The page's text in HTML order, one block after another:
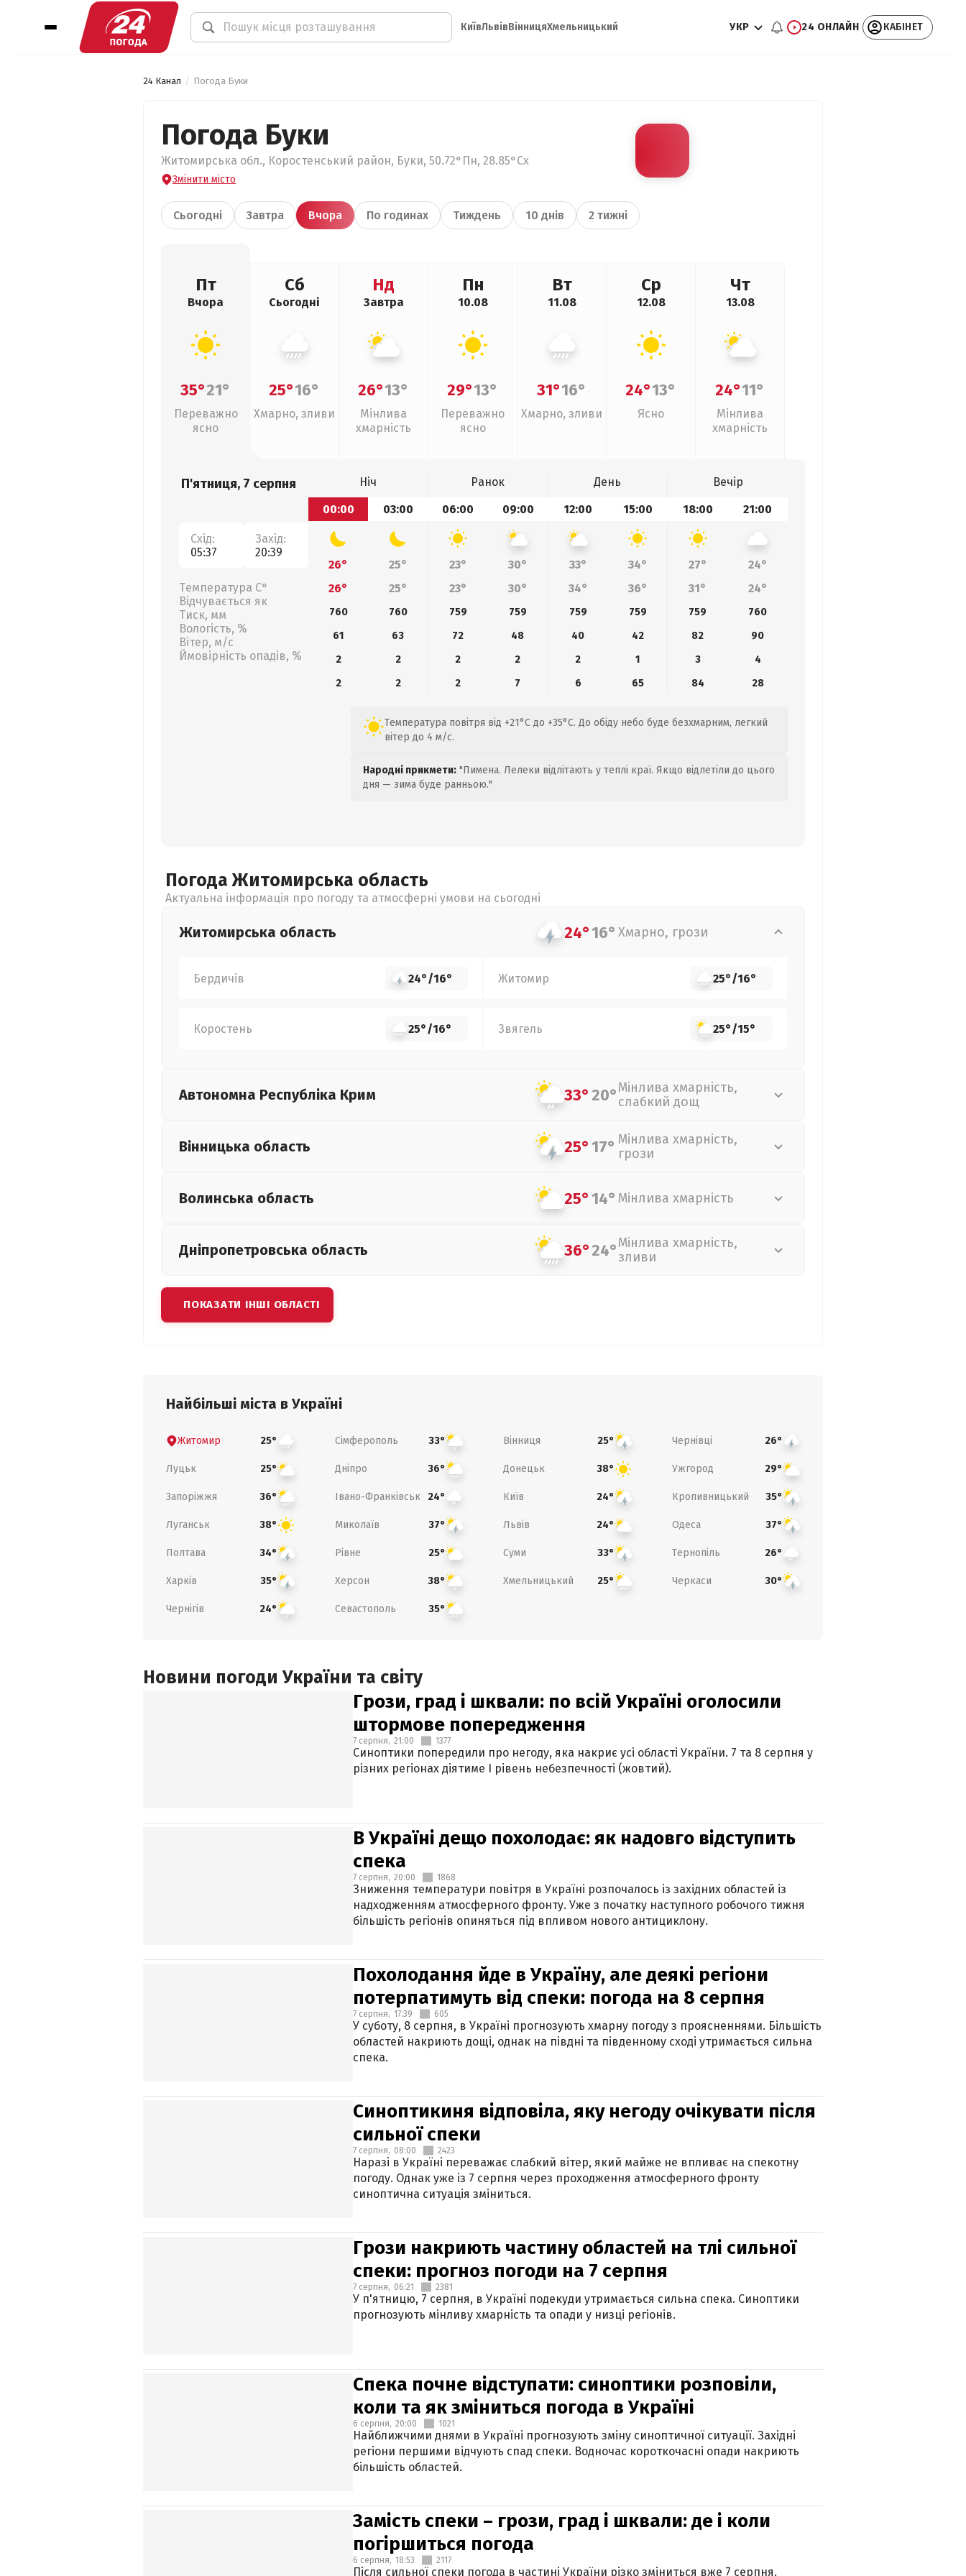
КиївЛьвівВінницяХмельницький УКР 24 ОНЛАЙН КАБІНЕТ
24 Канал Погода Буки
Погода Буки
Житомирська обл., Коростенський район, Буки, 50.72°Пн, 28.85°Сх
Змінити місто
Сьогодні Завтра Вчора По годинах Тиждень 10 днів 2 тижні
Пт
Вчора
35°21°
Переважно
ясно
Сб
Сьогодні
25°16°
Хмарно, зливи
Нд
Завтра
26°13°
Мінлива
хмарність
Пн
10.08
29°13°
Переважно
ясно
Вт
11.08
31°16°
Хмарно, зливи
Ср
12.08
24°13°
Ясно
Чт
13.08
24°11°
Мінлива
хмарність
П'ятниця, 7 серпня
Схід:
05:37
Захід:
20:39
Температура С°
Відчувається як
Тиск, мм
Вологість, %
Вітер, м/с
Ймовірність опадів, %
Ніч Ранок День
Вечір
00:00
03:00 06:00 09:00 12:00 15:00 18:00 21:00
26° 25° 23° 30° 33° 34° 27°
24°
26°
25° 23° 30° 34° 36° 31° 24°
760 760 759 759 759 759 759
760
61
63 72 48 40 42 82
90
2
2 2 2 2 1 3
4
2
2 2 7 6 65 84 28
Температура повітря від +21°C до +35°C. До обіду небо буде безхмарним, легкий
вітер до 4 м/с.
Народні прикмети: "Пимена. Лелеки відлітають у теплі краї. Якщо відлетіли до цього
дня — зима буде ранньою."
Погода Житомирська область
Актуальна інформація про погоду та атмосферні умови на сьогодні
Житомирська область 24°16° Хмарно, грози
Бердичів 24°/16° Житомир 25°/16°
Коростень 25°/16° Звягель 25°/15°
Автономна Республіка Крим 33°20°Мінлива хмарність,
слабкий дощ
Вінницька область 25°17° Мінлива хмарність,
грози
Волинська область 25°14° Мінлива хмарність
Дніпропетровська область 36°24°Мінлива хмарність,
зливи
ПОКАЗАТИ ІНШІ ОБЛАСТІ
Найбільші міста в Україні
Житомир 25° Сімферополь 33° Вінниця 25° Чернівці 26°
Луцьк 25° Дніпро 36° Донецьк 38° Ужгород 29°
Запоріжжя 36° Івано-Франківськ 24° Київ 24° Кропивницький 35°
Луганськ 38° Миколаїв 37° Львів 24° Одеса 37°
Полтава 34° Рівне 25° Суми 33° Тернопіль 26°
Харків 35° Херсон 38° Хмельницький 25° Черкаси 30°
Чернігів 24° Севастополь 35°
Новини погоди України та світу
Грози, град і шквали: по всій Україні оголосили
штормове попередження
7 серпня, 21:00 1377
Синоптики попередили про негоду, яка накриє усі області України. 7 та 8 серпня у
різних регіонах діятиме І рівень небезпечності (жовтий).
В Україні дещо похолодає: як надовго відступить
спека
7 серпня, 20:00 1868
Зниження температури повітря в Україні розпочалось із західних областей із
надходженням атмосферного фронту. Уже з початку наступного робочого тижня
більшість регіонів опиняться під впливом нового антициклону.
Похолодання йде в Україну, але деякі регіони
потерпатимуть від спеки: погода на 8 серпня
7 серпня, 17:39 605
У суботу, 8 серпня, в Україні прогнозують хмарну погоду з проясненнями. Більшість
областей накриють дощі, однак на півдні та південному сході утримається сильна
спека.
Синоптикиня відповіла, яку негоду очікувати після
сильної спеки
7 серпня, 08:00 2423
Наразі в Україні переважає слабкий вітер, який майже не впливає на спекотну
погоду. Однак уже із 7 серпня через проходження атмосферного фронту
синоптична ситуація зміниться.
Грози накриють частину областей на тлі сильної
спеки: прогноз погоди на 7 серпня
7 серпня, 06:21 2381
У п'ятницю, 7 серпня, в Україні подекуди утримається сильна спека. Синоптики
прогнозують мінливу хмарність та опади у низці регіонів.
Спека почне відступати: синоптики розповіли,
коли та як зміниться погода в Україні
6 серпня, 20:00 1021
Найближчими днями в Україні прогнозують зміну синоптичної ситуації. Західні
регіони першими відчують спад спеки. Водночас короткочасні опади накриють
більшість областей.
Замість спеки – грози, град і шквали: де і коли
погіршиться погода
6 серпня, 18:53 2117
Після сильної спеки погода в частині України різко зміниться вже 7 серпня.